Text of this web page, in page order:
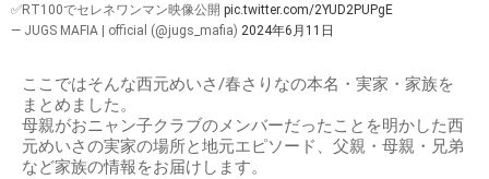
✅RT100でセレネワンマン映像公開 pic.twitter.com/2YUD2PUPgE
— JUGS MAFIA | official (@jugs_mafia) 2024年6月11日
ここではそんな西元めいさ/春さりなの本名・実家・家族を
まとめました。
母親がおニャン子クラブのメンバーだったことを明かした西
元めいさの実家の場所と地元エピソード、父親・母親・兄弟
など家族の情報をお届けします。